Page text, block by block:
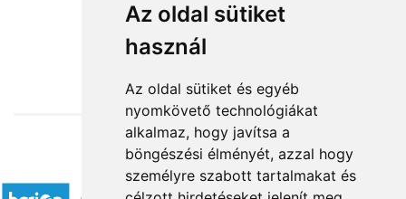
Az oldal sütiket
használ
Az oldal sütiket és egyéb
nyomkövető technológiákat
alkalmaz, hogy javítsa a
böngészési élményét, azzal hogy
személyre szabott tartalmakat és
from HUF30,400
Accepted payment methods